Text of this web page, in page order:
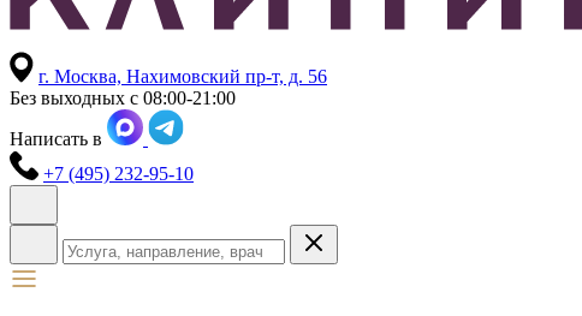
г. Москва, Нахимовский пр-т, д. 56
Без выходных с 08:00-21:00
Написать в
+7 (495) 232-95-10